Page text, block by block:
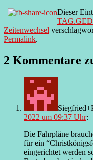
Dieser
Zeitenwechsel
Permalink.
2 Kommentare
2022 um 09:37 Uhr:
Die Fahrpläne
für ein
eingerichtet werden